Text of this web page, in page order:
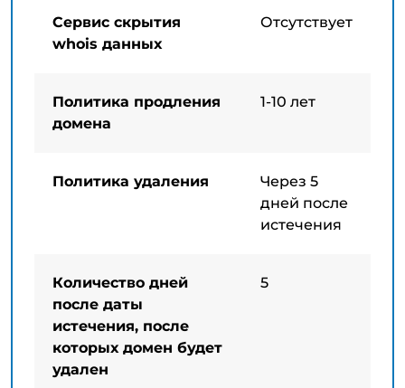
Сервис скрытия
whois данных
Отсутствует
Политика продления
домена
1-10 лет
Политика удаления
Через 5
дней после
истечения
Количество дней
после даты
истечения, после
которых домен будет
удален
5